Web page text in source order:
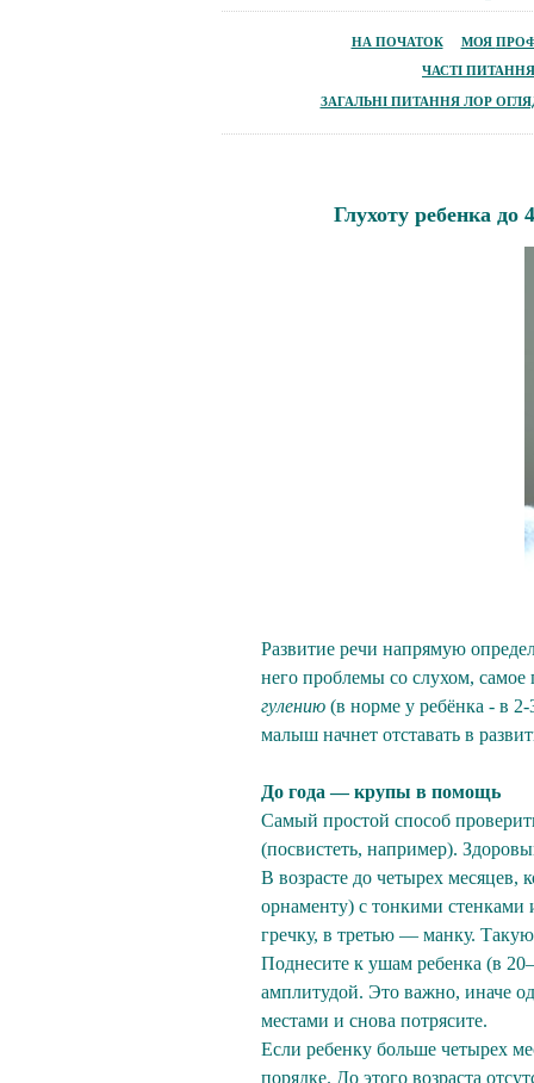
НА ПОЧАТОК МОЯ
ЧАСТІ
ЗАГАЛЬНІ ПИТАННЯ ЛОР
Глухоту ребенка
Развитие речи напрямую
него проблемы со слухом,
гулению (в норме у ребёнка - в
малыш начнет отставать в
До года — крупы в помощь
Самый простой способ
(посвистеть, например).
В возрасте до четырех месяцев,
орнаменту) с тонкими
гречку, в третью — манку. Такую
Поднесите к ушам ребенка (в
амплитудой. Это важно, иначе
местами и снова потрясите.
Если ребенку больше четырех
порядке. До этого возраста